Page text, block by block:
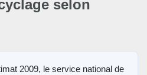
selon
2009, le service national de